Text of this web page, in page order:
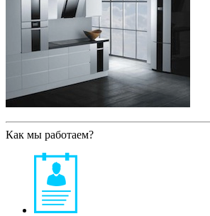
Как мы работаем?